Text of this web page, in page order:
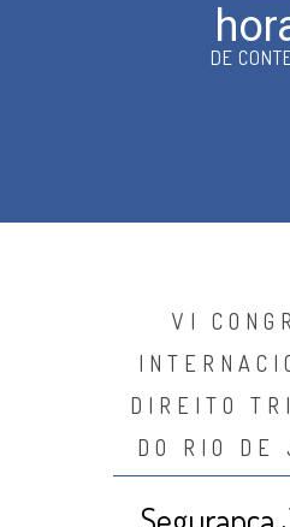
DE
VI
DIREITO
DO RIO DE